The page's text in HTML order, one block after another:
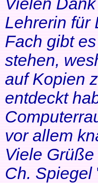
Vielen
Lehrerin für
Fach gibt
stehen,
auf Kopien
entdeckt
vor allem
Viele Grüße
Ch. Spiegel